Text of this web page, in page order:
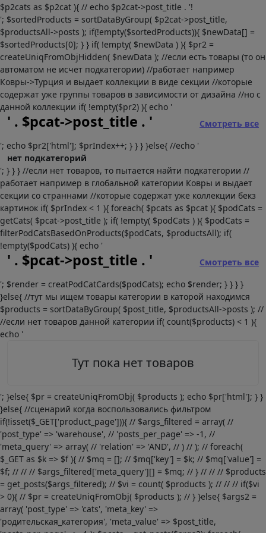
$p2cats as $p2cat ){ // echo $p2cat->post_title . '!
'; $sortedProducts = sortDataByGroup( $p2cat->post_title,
$productsAll->posts ); if(!empty($sortedProducts)){ $newData[] =
$sortedProducts[0]; } } if( !empty( $newData ) ){ $pr2 =
createUniqFromObjHidden( $newData ); //если есть товары (то он
автоматом не исчет подкатегории) //работает например
Ковры->Турция и выдает коллекции в виде секции //которые
содержат уже группы товаров в зависимости от дизайна //но с
данной коллекции if( !empty($pr2) ){ echo '
' . $pcat->post_title . '
Смотреть все
'; echo $pr2['html']; $prIndex++; } } } }else{ //echo '
нет подкатегорий
'; } } } //если нет товаров, то пытается найти подкатегории //
работает например в глобальной категории Ковры и выдает
секции со страннами //которые содержат уже коллекции бекз
картинок if( $prIndex < 1 ){ foreach( $pcats as $pcat ){ $podCats =
getCats( $pcat->post_title ); if( !empty( $podCats ) ){ $podCats =
filterPodCatsBasedOnProducts($podCats, $productsAll); if(
!empty($podCats) ){ echo '
' . $pcat->post_title . '
Смотреть все
'; $render = creatPodCatCards($podCats); echo $render; } } } }
}else{ //тут мы ищем товары категории в каторой находимся
$products = sortDataByGroup( $post_title, $productsAll->posts ); //
//если нет товаров данной категории if( count($products) < 1 ){
echo '
Тут пока нет товаров
'; }else{ $pr = createUniqFromObj( $products ); echo $pr['html']; } }
}else{ //сценарий когда воспользовались фильтром
if(!isset($_GET['product_page'])){ // $args_filtered = array( //
'post_type' => 'warehouse', // 'posts_per_page' => -1, //
'meta_query' => array( // 'relation' => 'AND', // ) // ); // foreach(
$_GET as $k => $f ){ // $mq = []; // $mq['key'] = $k; // $mq['value'] =
$f; // // // $args_filtered['meta_query'][] = $mq; // } // // // $products
= get_posts($args_filtered); // $vi = count( $products ); // // // if($vi
> 0){ // $pr = createUniqFromObj( $products ); // } }else{ $args2 =
array( 'post_type' => 'cats', 'meta_key' =>
'родительская_категория', 'meta_value' => $post_title,